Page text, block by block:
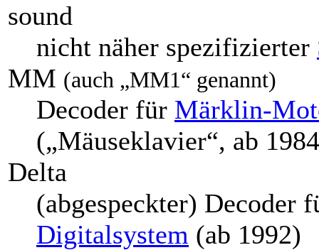
sound
nicht näher spezifizierter
MM (auch „MM1“ genannt)
Decoder für Märklin-
(„Mäuseklavier“, ab
Delta
(abgespeckter) Decoder
Digitalsystem (ab 1992)